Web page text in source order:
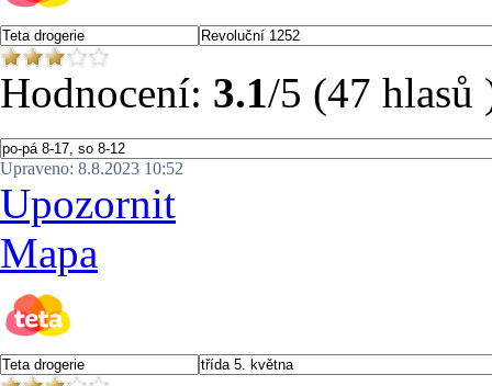
Hodnocení: 3.1/5 (47 hlasů
Upraveno: 8.8.2023 10:52
Upozornit
Mapa